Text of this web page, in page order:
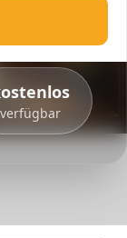
erklärt
verfügbar